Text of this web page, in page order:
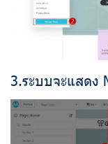
3.ระบบจะแสดง